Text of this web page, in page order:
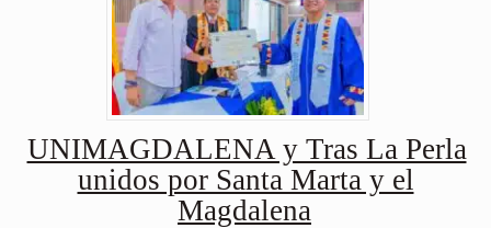
UNIMAGDALENA y Tras La Perla
unidos por Santa Marta y el
Magdalena